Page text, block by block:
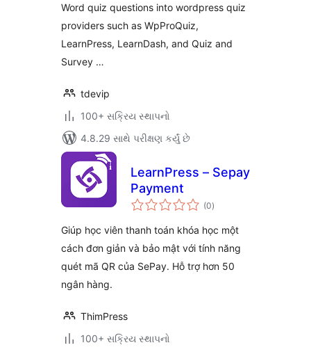
Word quiz questions into wordpress quiz
providers such as WpProQuiz,
LearnPress, LearnDash, and Quiz and
Survey …
tdevip
100+ સક્રિય સ્થાપનો
4.8.29 સાથે પરીક્ષણ કર્યું છે
LearnPress – Sepay
Payment
(0કુલ
રેટિંગ્સ
)
Giúp học viên thanh toán khóa học một
cách đơn giản và bảo mật với tính năng
quét mã QR của SePay. Hỗ trợ hơn 50
ngân hàng.
ThimPress
100+ સક્રિય સ્થાપનો